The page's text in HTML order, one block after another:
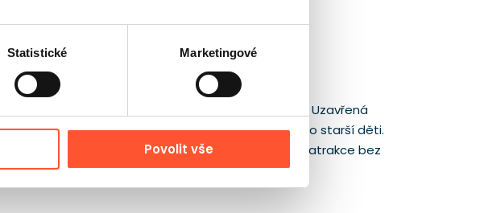
Statistické Marketingové
Povolit vše
účastník překonat, a ne jen rychle proběhnout. Uzavřená
sportovním akcím, narozeninám i aktivacím pro starší děti.
i 2,51 m umožňují zachovat výraznou přítomnost atrakce bez